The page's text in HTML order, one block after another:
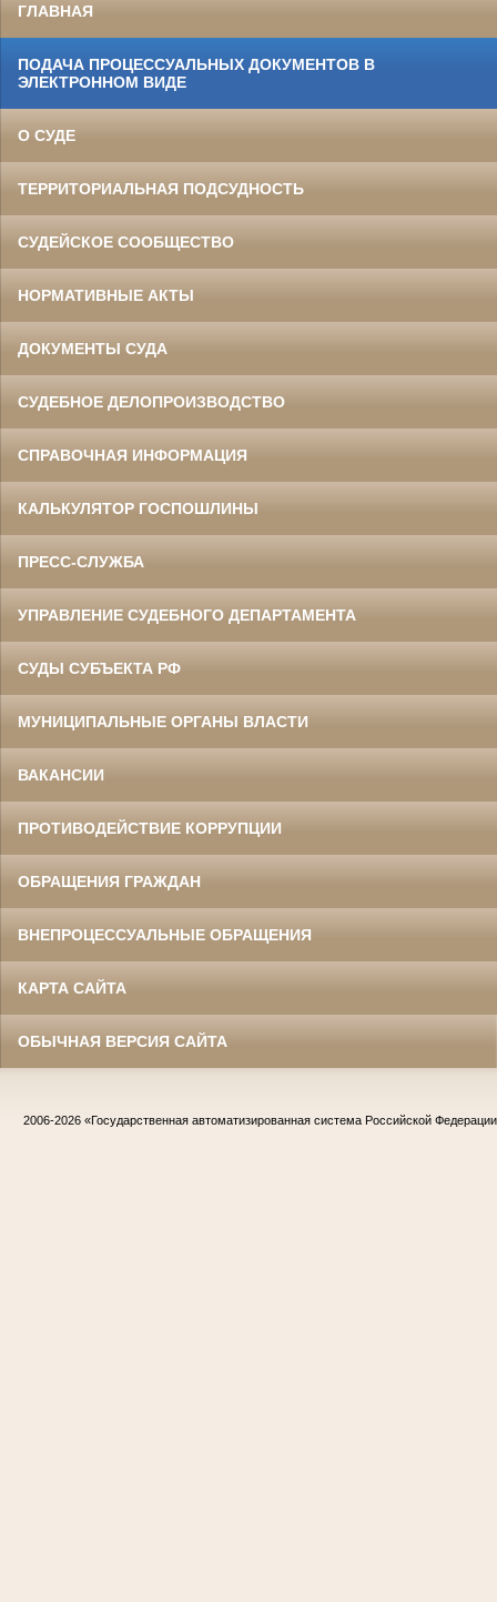
ГЛАВНАЯ
ПОДАЧА ПРОЦЕССУАЛЬНЫХ ДОКУМЕНТОВ В
ЭЛЕКТРОННОМ ВИДЕ
О СУДЕ
ТЕРРИТОРИАЛЬНАЯ ПОДСУДНОСТЬ
СУДЕЙСКОЕ СООБЩЕСТВО
НОРМАТИВНЫЕ АКТЫ
ДОКУМЕНТЫ СУДА
СУДЕБНОЕ ДЕЛОПРОИЗВОДСТВО
СПРАВОЧНАЯ ИНФОРМАЦИЯ
КАЛЬКУЛЯТОР ГОСПОШЛИНЫ
ПРЕСС-СЛУЖБА
УПРАВЛЕНИЕ СУДЕБНОГО ДЕПАРТАМЕНТА
СУДЫ СУБЪЕКТА РФ
МУНИЦИПАЛЬНЫЕ ОРГАНЫ ВЛАСТИ
ВАКАНСИИ
ПРОТИВОДЕЙСТВИЕ КОРРУПЦИИ
ОБРАЩЕНИЯ ГРАЖДАН
ВНЕПРОЦЕССУАЛЬНЫЕ ОБРАЩЕНИЯ
КАРТА САЙТА
ОБЫЧНАЯ ВЕРСИЯ САЙТА
2006-2026 «Государственная автоматизированная система Российской